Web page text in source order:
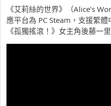
《艾莉絲的世界》（Alice’s
應平台為 PC Steam，支援繁
《孤獨搖滾！》女主角後藤一